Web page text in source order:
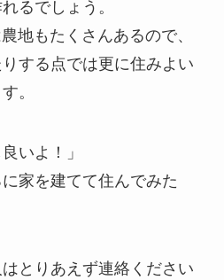
るでしょう。
地もたくさんあるので、
する点では更に住みよい
。
いよ！」
家を建てて住んでみた
とりあえず連絡ください